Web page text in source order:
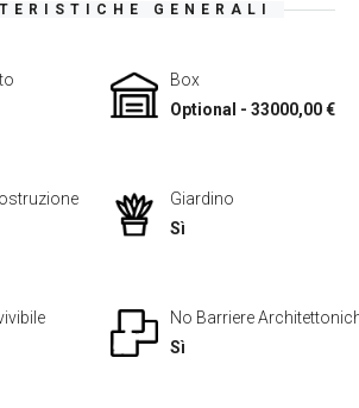
GENERALI
Box
Optional - 33000,00 €
Giardino
Sì
No Barriere
Sì